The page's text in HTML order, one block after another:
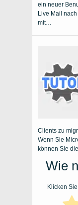
ein neuer
Live Mail
mit…
Clients zu
Wenn Sie
können Sie
Wie
Klicken